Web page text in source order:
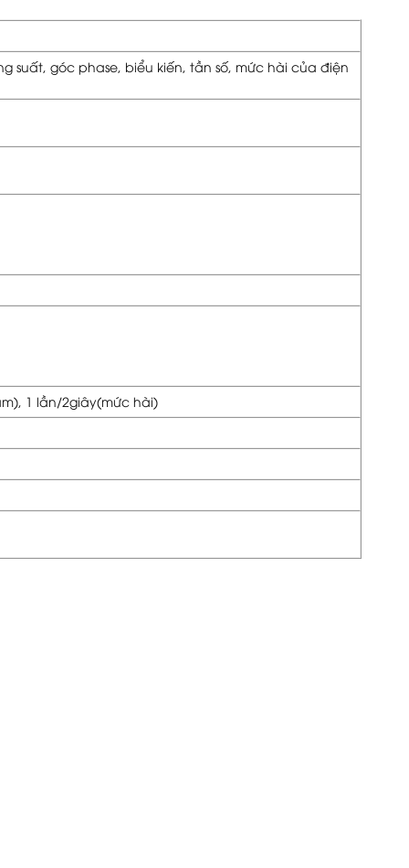
suất, góc phase, biểu kiến, tần số, mức hài của điện
1 lần/2giây(mức hài)